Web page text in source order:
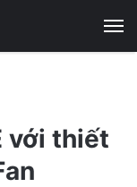
với thiết